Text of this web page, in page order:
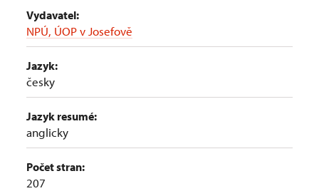
Vydavatel:
NPÚ, ÚOP v Josefově
Jazyk:
česky
Jazyk resumé:
anglicky
Počet stran:
207